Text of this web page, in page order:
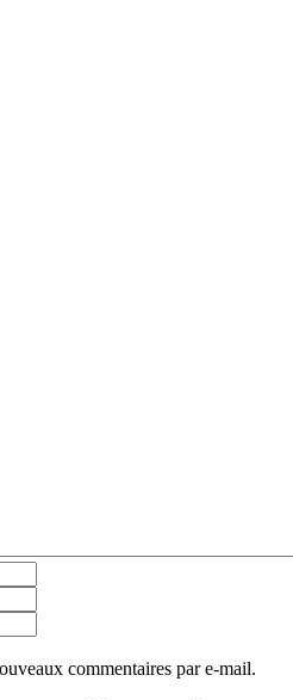
commentaires par e-mail.